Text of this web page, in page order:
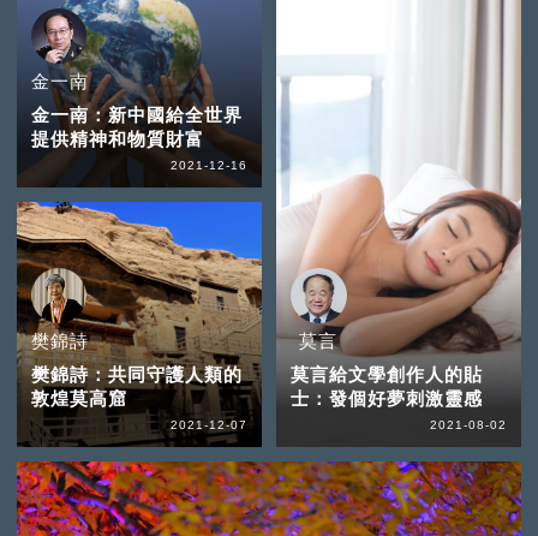
金一南
金一南：新中國給全世界
提供精神和物質財富
2021-12-16
樊錦詩
樊錦詩：共同守護人類的
敦煌莫高窟
2021-12-07
莫言
莫言給文學創作人的貼
士：發個好夢刺激靈感
2021-08-02